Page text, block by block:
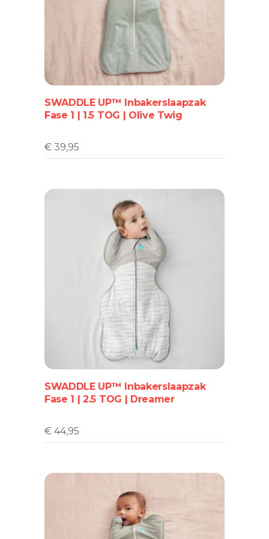
product
heeft
meerdere
variaties.
Deze
optie
kan
gekozen
de
SWADDLE UP™ Inbakerslaapzak
Fase 1 | 1.5 TOG | Olive Twig
€ 39,95
product
heeft
meerdere
variaties.
Deze
optie
kan
gekozen
de
SWADDLE UP™ Inbakerslaapzak
Fase 1 | 2.5 TOG | Dreamer
€ 44,95